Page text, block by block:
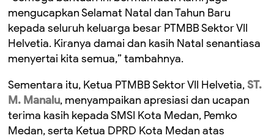
mengucapkan Selamat Natal dan Tahun Baru
kepada seluruh keluarga besar PTMBB Sektor VII
Helvetia. Kiranya damai dan kasih Natal senantiasa
menyertai kita semua,” tambahnya.
Sementara itu, Ketua PTMBB Sektor VII Helvetia,ST.
M. Manalu, menyampaikan apresiasi dan ucapan
terima kasih kepada SMSI Kota Medan, Pemko
Medan, serta Ketua DPRD Kota Medan atas